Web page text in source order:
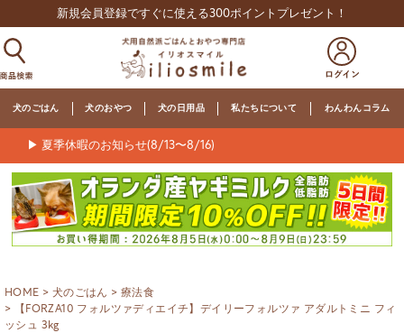
新規会員登録ですぐに使える300ポイントプレゼント！
犬のごはん 犬のおやつ 犬の日用品 私たちについて わんわんコラム
▶ 夏季休暇のお知らせ(8/13〜8/16)
HOME 犬のごはん
療法食
【FORZA10 フォルツァディエイチ】デイリーフォルツァ アダルトミニ フィ
ッシュ 3kg